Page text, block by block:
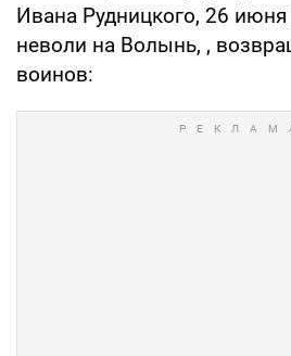
Ивана Рудницкого, 26
неволи на Волынь, ,
воинов: